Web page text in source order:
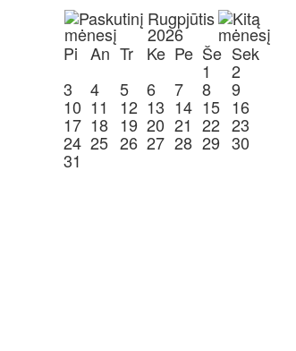
Rugpjūtis
2026
Pi An Tr Ke Pe Še Sek
1 2
3 4 5 6 7 8 9
10 11 12 13 14 15 16
17 18 19 20 21 22 23
24 25 26 27 28 29 30
31